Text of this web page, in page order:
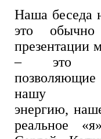
Наша беседа
это
презентации
– это
нашу
энергию,
реальное